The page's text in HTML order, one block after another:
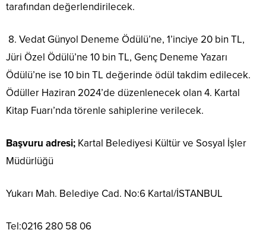
tarafından değerlendirilecek.
8. Vedat Günyol Deneme Ödülü’ne, 1’inciye 20 bin TL,
Jüri Özel Ödülü’ne 10 bin TL, Genç Deneme Yazarı
Ödülü’ne ise 10 bin TL değerinde ödül takdim edilecek.
Ödüller Haziran 2024’de düzenlenecek olan 4. Kartal
Kitap Fuarı’nda törenle sahiplerine verilecek.
Başvuru adresi; Kartal Belediyesi Kültür ve Sosyal İşler
Müdürlüğü
Yukarı Mah. Belediye Cad. No:6 Kartal/İSTANBUL
Tel:0216 280 58 06